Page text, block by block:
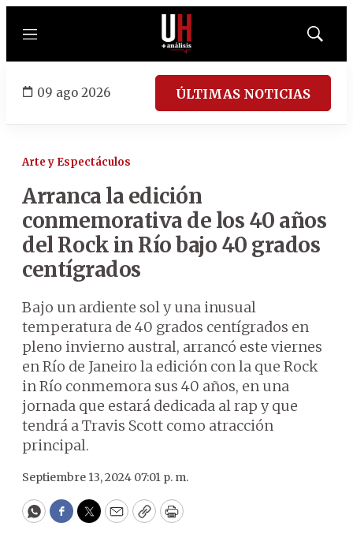
Menú
Mostrar
09 ago 2026 ÚLTIMAS NOTICIAS
Arte y Espectáculos
Arranca la edición
conmemorativa de los 40 años
del Rock in Río bajo 40 grados
centígrados
Bajo un ardiente sol y una inusual
temperatura de 40 grados centígrados en
pleno invierno austral, arrancó este viernes
en Río de Janeiro la edición con la que Rock
in Río conmemora sus 40 años, en una
jornada que estará dedicada al rap y que
tendrá a Travis Scott como atracción
principal.
Septiembre 13, 2024 07:01 p. m.
WhatsApp
Facebook
Twitter
EmailCopyPrint